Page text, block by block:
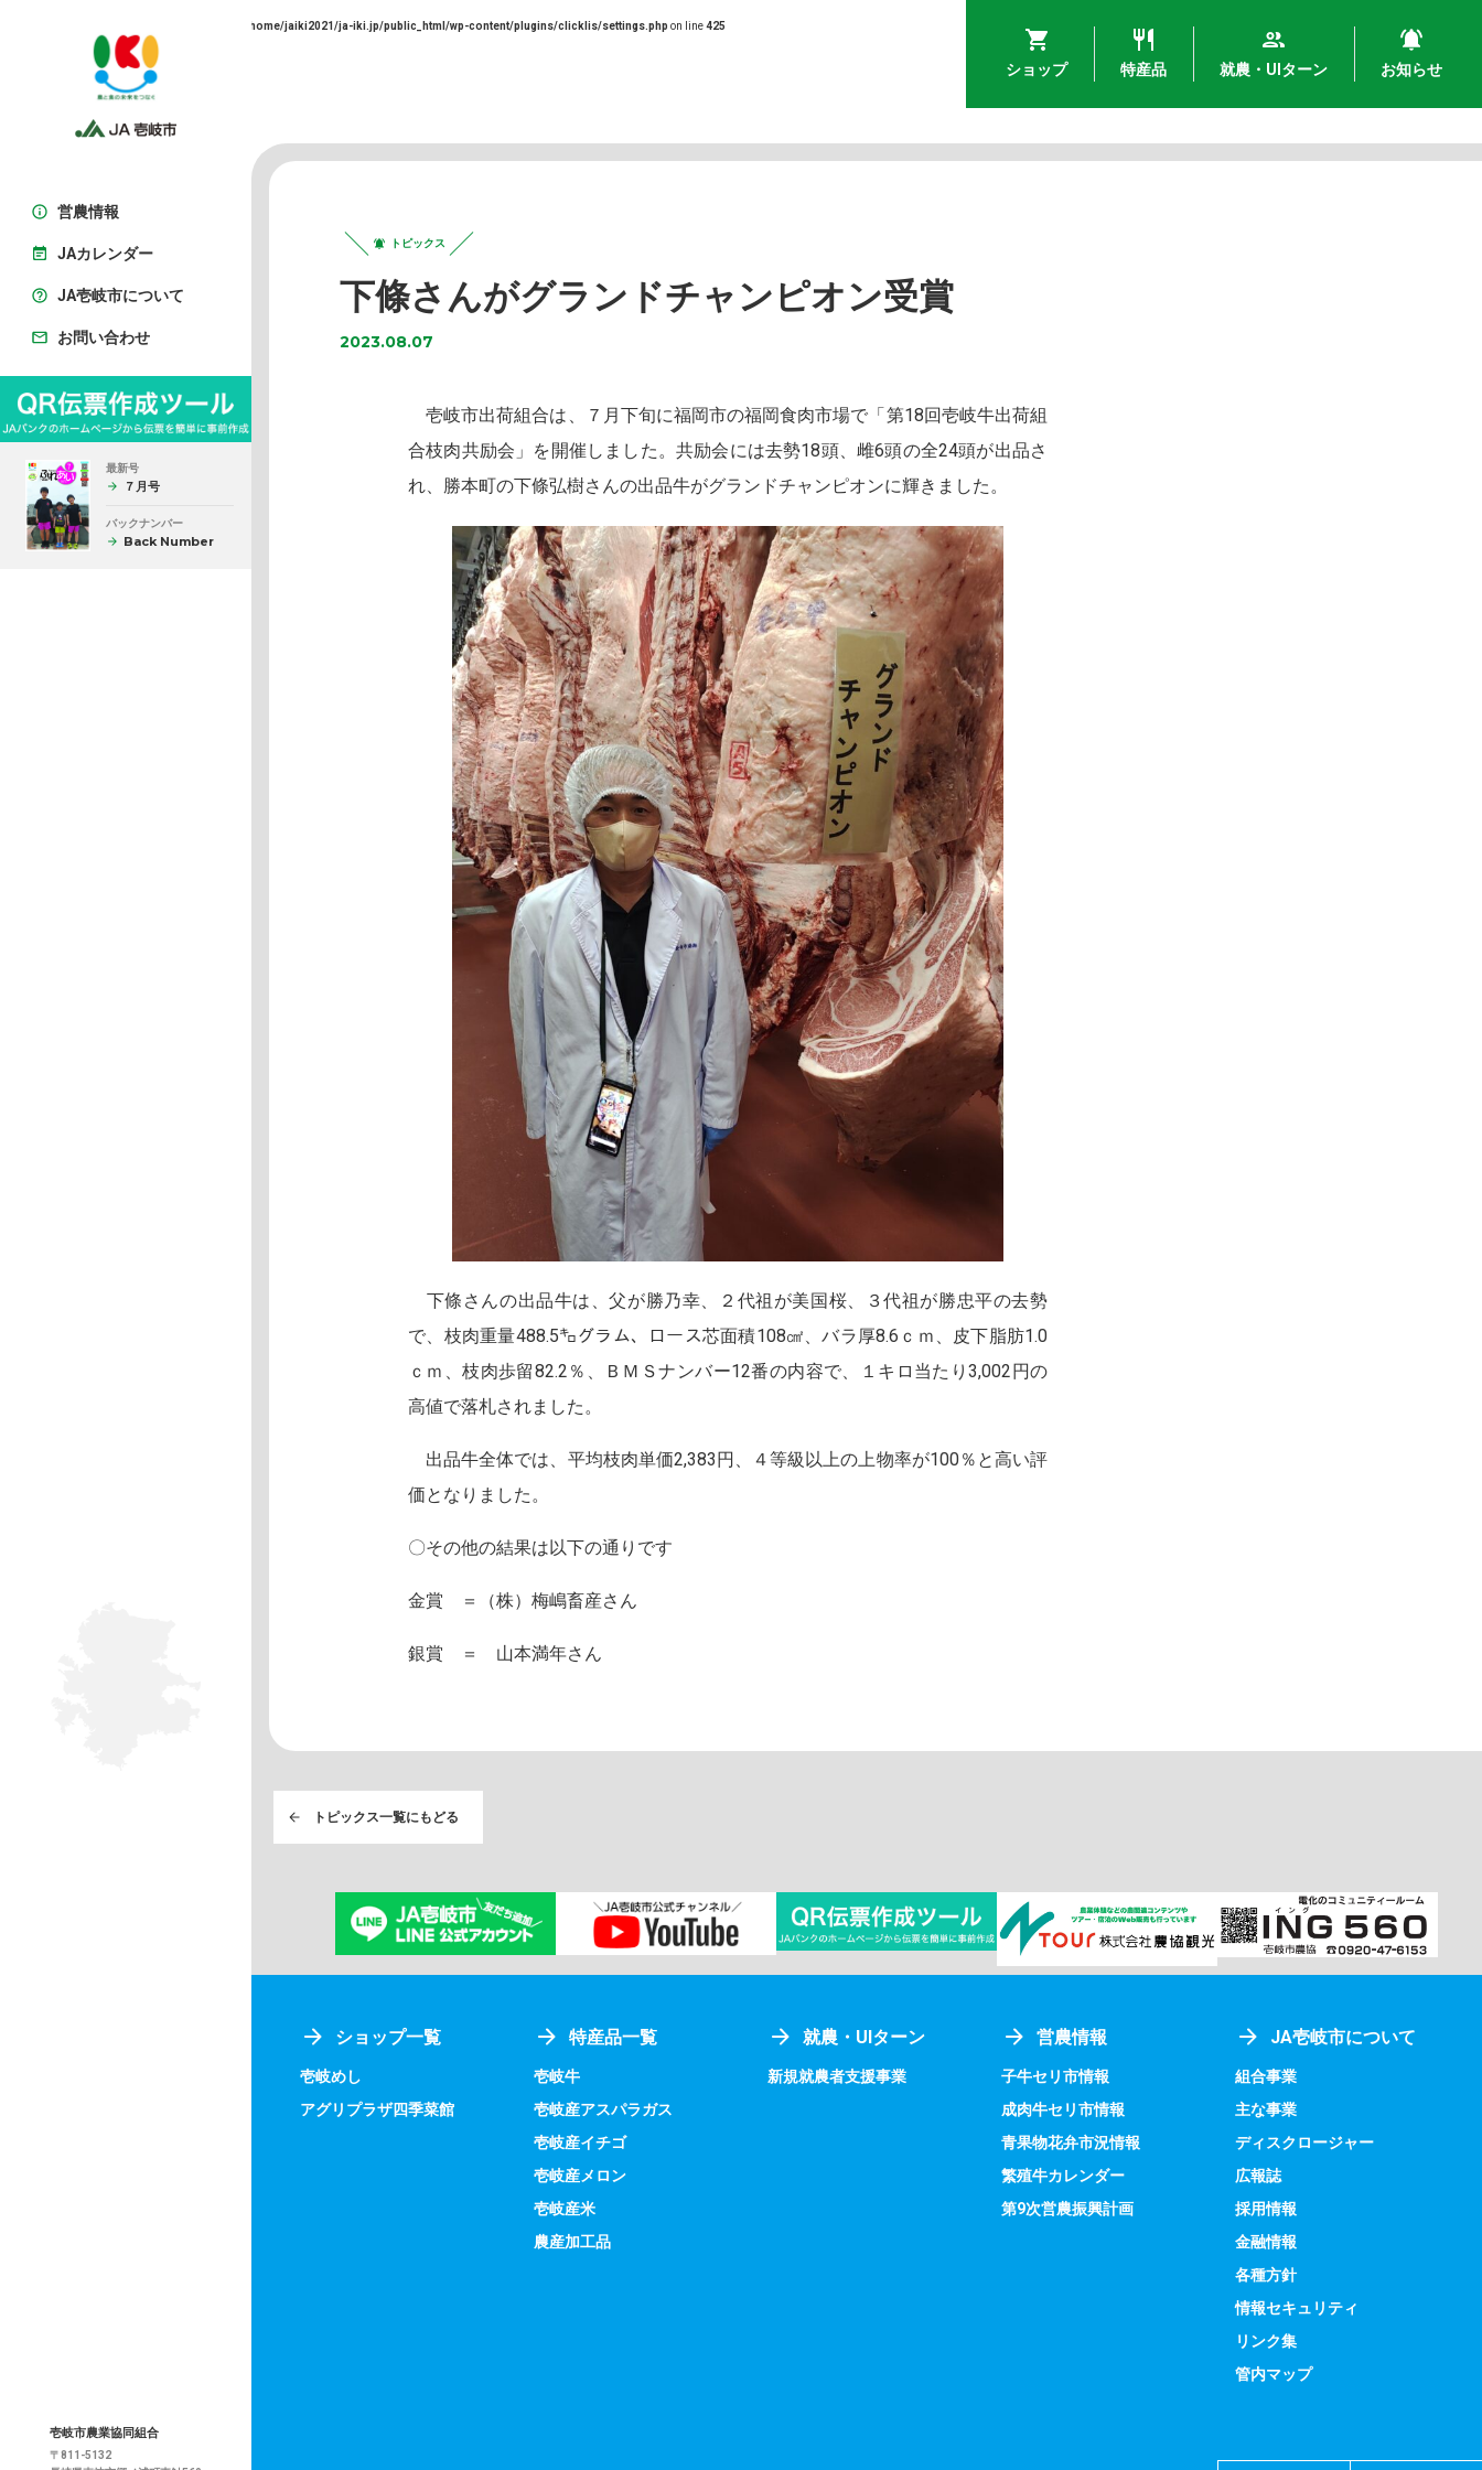
/home/jaiki2021/ja-iki.jp/public_html/wp-content/plugins/clicklis/settings.php on line425
営農情報
JAカレンダー
JA壱岐市について
お問い合わせ
最新号
７月号
バックナンバー
Back Number
壱岐市農業協同組合
〒811-5132
ショップ 特産品 就農・UIターン お知らせ
トピックス
下條さんがグランドチャンピオン受賞
2023.08.07
壱岐市出荷組合は、７月下旬に福岡市の福岡食肉市場で「第18回壱岐牛出荷組
合枝肉共励会」を開催しました。共励会には去勢18頭、雌6頭の全24頭が出品さ
れ、勝本町の下條弘樹さんの出品牛がグランドチャンピオンに輝きました。
下條さんの出品牛は、父が勝乃幸、２代祖が美国桜、３代祖が勝忠平の去勢
で、枝肉重量488.5㌔グラム、ロース芯面積108㎠、バラ厚8.6ｃｍ、皮下脂肪1.0
ｃｍ、枝肉歩留82.2％、ＢＭＳナンバー12番の内容で、１キロ当たり3,002円の
高値で落札されました。
出品牛全体では、平均枝肉単価2,383円、４等級以上の上物率が100％と高い評
価となりました。
〇その他の結果は以下の通りです
金賞 ＝（株）梅嶋畜産さん
銀賞 ＝ 山本満年さん
トピックス一覧にもどる
ショップ一覧
壱岐めし
アグリプラザ四季菜館
特産品一覧
壱岐牛
壱岐産アスパラガス
壱岐産イチゴ
壱岐産メロン
壱岐産米
農産加工品
就農・UIターン
新規就農者支援事業
営農情報
子牛セリ市情報
成肉牛セリ市情報
青果物花弁市況情報
繁殖牛カレンダー
第9次営農振興計画
JA壱岐市について
組合事業
主な事業
ディスクロージャー
広報誌
採用情報
金融情報
各種方針
情報セキュリティ
リンク集
管内マップ